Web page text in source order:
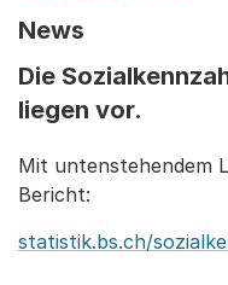
News
Die
liegen vor.
Mit untenstehendem
Bericht:
statistik.bs.ch/